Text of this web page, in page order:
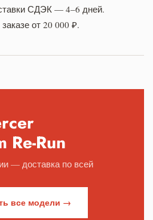
СДЭК — 4–6 дней.
от 20 000 ₽.
Re-Run
— доставка по всей
все модели →